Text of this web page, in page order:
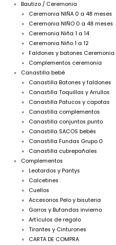
Bautizo / Ceremonia
Ceremonia NIÑA 0 a 48 meses
Ceremonia NIÑO 0 a 48 meses
Ceremonia Niña 1 a 14
Ceremonia Niño 1 a 12
Faldones y batones Ceremonia
Complementos ceremonia
Canastilla bebé
Canastilla Batones y faldones
Canastilla Toquillas y Arrullos
Canastilla Patucos y capotas
Canastilla complementos
Canastilla conjuntos punto
Canastilla SACOS bebés
Canastilla Fundas Grupo 0
Canastilla cubrepañales
Complementos
Leotardos y Pantys
Calcetines
Cuellos
Accesorios Pelo y bisuteria
Gorros y Bufandas invierno
Artículos de regalo
Tirantes y Cinturones
CARTA DE COMPRA